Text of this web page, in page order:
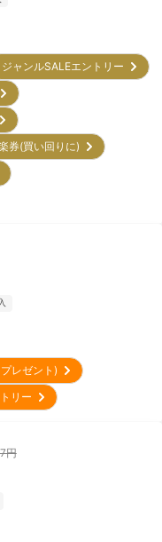
ジャンルSALEエントリー
券(買い回りに)
プレゼント)
トリー
円